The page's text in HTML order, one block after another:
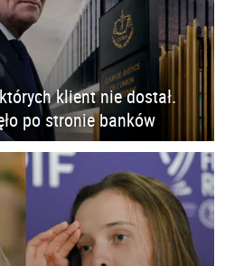
klient nie dostał.
po stronie banków